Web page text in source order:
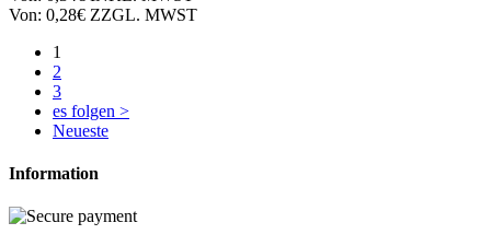
Von: 0,28€ ZZGL. MWST
1
2
3
es folgen >
Neueste
Information